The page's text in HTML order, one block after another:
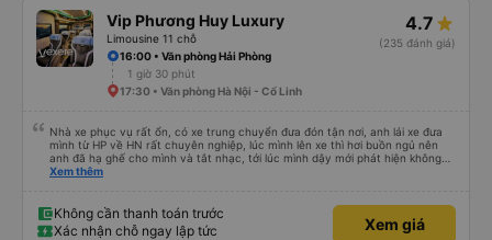
Vip Phương Huy Luxury
Limousine 11 chỗ
4.7
(235 đánh giá)
16:00 • Văn phòng Hải Phòng
1 giờ 30 phút
17:30 • Văn phòng Hà Nội - Cổ Linh
Nhà xe phục vụ rất ổn, có xe trung chuyển đưa đón tận nơi, anh lái xe đưa
mình từ HP về HN rất chuyên nghiệp, lúc mình lên xe thì hơi buồn ngủ nên
anh đã hạ ghế cho mình và tắt nhạc, tới lúc mình dậy mới phát hiện không
thấy điện thoại thì anh đã ngay lập tức gọi xe trung chuyển để tìm điện thoại
Xem thêm
Không cần thanh toán trước
Xác nhận chỗ ngay lập tức
Xem giá